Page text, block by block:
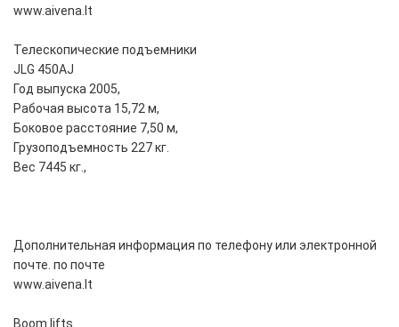
www.aivena.lt
Телескопические подъемники
JLG 450AJ
Год выпуска 2005,
Рабочая высота 15,72 м,
Боковое расстояние 7,50 м,
Грузоподъемность 227 кг.
Вес 7445 кг.,
Дополнительная информация по телефону или электронной
почте. по почте
www.aivena.lt
Boom lifts